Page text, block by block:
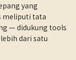
yang
meliputi tata
— didukung tools
dari satu